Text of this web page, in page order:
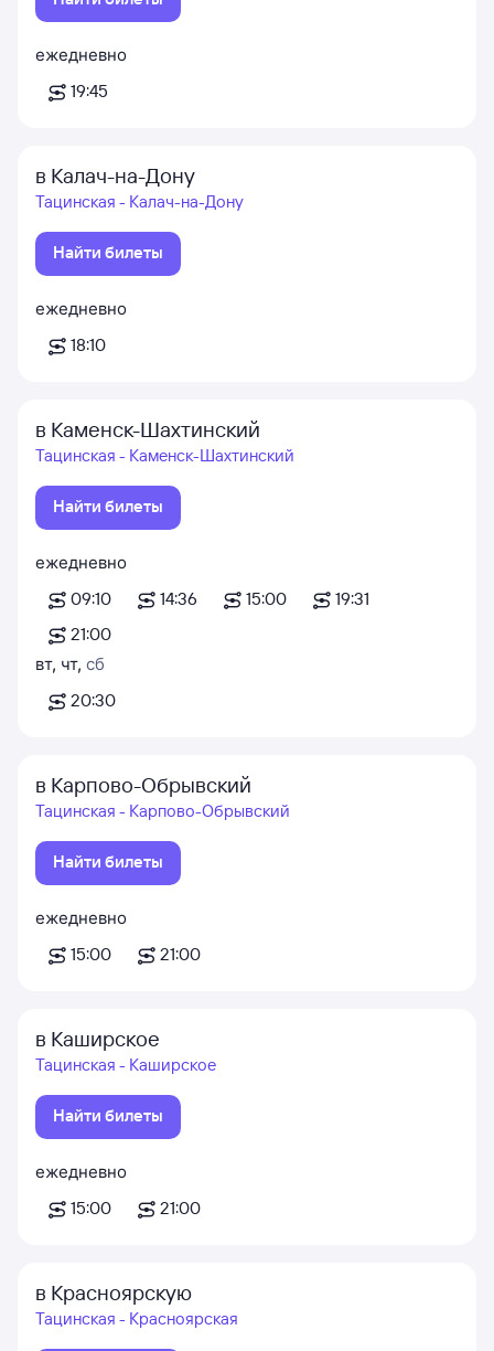
ежедневно
19:45
в Калач-на-Дону
Тацинская - Калач-на-Дону
Найти билеты
ежедневно
18:10
в Каменск-Шахтинский
Тацинская - Каменск-Шахтинский
Найти билеты
ежедневно
09:10
14:36 15:00
19:31
21:00
вт, чт, сб
20:30
в Карпово-Обрывский
Тацинская - Карпово-Обрывский
Найти билеты
ежедневно
15:00
21:00
в Каширское
Тацинская - Каширское
Найти билеты
ежедневно
15:00
21:00
в Красноярскую
Тацинская - Красноярская